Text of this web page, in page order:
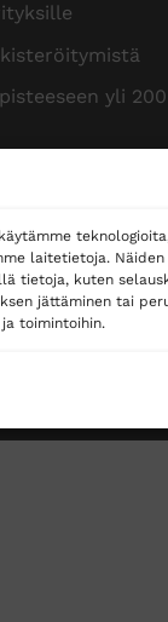
laitetietoja. Näiden
tietoja, kuten
jättäminen tai
toimintoihin.
yli